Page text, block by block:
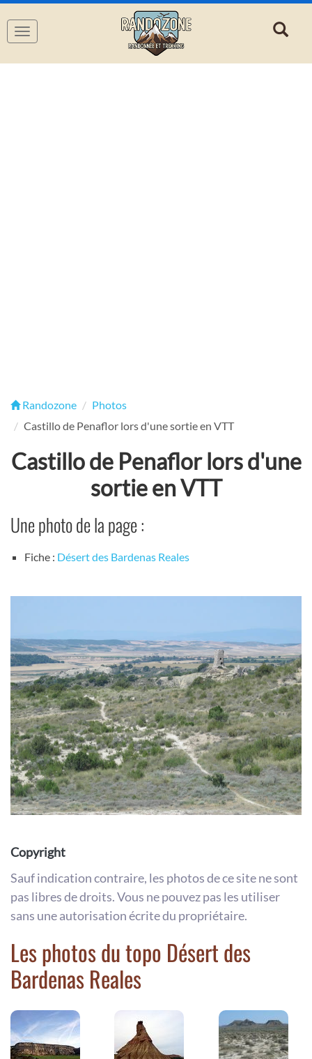
Navigation
Randozone
Photos
Castillo de Penaflor lors d'une sortie en VTT
Castillo de Penaflor lors d'une
sortie en VTT
Une photo de la page :
Fiche : Désert des Bardenas Reales
Copyright
Sauf indication contraire, les photos de ce site ne sont
pas libres de droits. Vous ne pouvez pas les utiliser
sans une autorisation écrite du propriétaire.
Les photos du topo Désert des
Bardenas Reales